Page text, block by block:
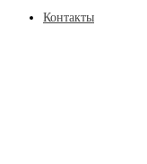
Контакты